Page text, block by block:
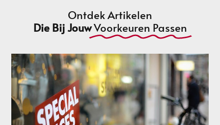
Ontdek Artikelen
Die Bij JouwVoorkeuren Passen